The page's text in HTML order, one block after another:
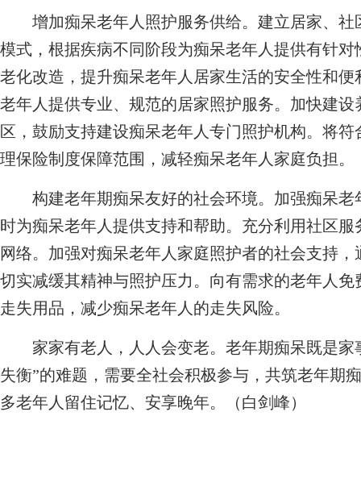
增加痴呆老年人照护服务供给。建立居家、社
模式，根据疾病不同阶段为痴呆老年人提供有针
老化改造，提升痴呆老年人居家生活的安全性和
老年人提供专业、规范的居家照护服务。加快建
区，鼓励支持建设痴呆老年人专门照护机构。将
理保险制度保障范围，减轻痴呆老年人家庭负担。
构建老年期痴呆友好的社会环境。加强痴呆老
时为痴呆老年人提供支持和帮助。充分利用社区
网络。加强对痴呆老年人家庭照护者的社会支持
切实减缓其精神与照护压力。向有需求的老年人
走失用品，减少痴呆老年人的走失风险。
家家有老人，人人会变老。老年期痴呆既是家
失衡”的难题，需要全社会积极参与，共筑老年期
多老年人留住记忆、安享晚年。（白剑峰）